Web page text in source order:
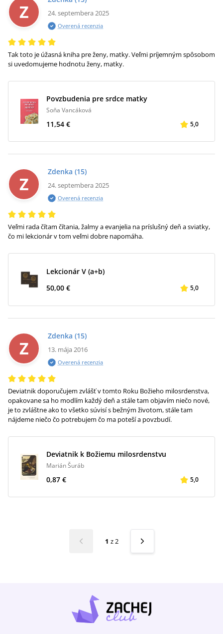
Povzbudenia pre srdce matky
Soňa Vancáková
11,54 € 5,0
Z 24. septembera 2025
Overená recenzia
Tak toto je úžasná kniha pre ženy, matky. Veľmi príjemným spôsobom
si uvedomujeme hodnotu ženy, matky.
Lekcionár V (a+b)
50,00 €
5,0
Z
Zdenka (15)
24. septembera 2025
Overená recenzia
Veľmi rada čítam čítania, žalmy a evanjelia na príslušný deň a sviatky,
čo mi lekcionár v tom veľmi dobre napomáha.
Deviatnik k Božiemu milosrdenstvu
Marián Šuráb
0,87 € 5,0
Z
Zdenka (15)
13. mája 2016
Overená recenzia
Deviatnik doporučujem zvlášť v tomto Roku Božieho milosrdenstva,
opakovane sa ho modlím každý deň a stále tam objavím niečo nové,
je to zvláštne ako to všetko súvisí s bežným životom, stále tam
nájdeme niečo čo potrebujem čo ma poteší a povzbudí.
1 z 2